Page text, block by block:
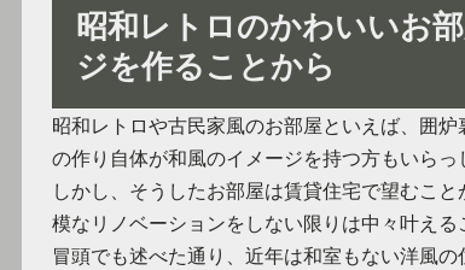
昭和レトロのかわいいお
ジを作ることから
昭和レトロや古民家風のお部屋といえば、囲
の作り自体が和風のイメージを持つ方もいらっ
しかし、そうしたお部屋は賃貸住宅で望むこ
模なリノベーションをしない限りは中々叶える
冒頭でも述べた通り、近年は和室もない洋風